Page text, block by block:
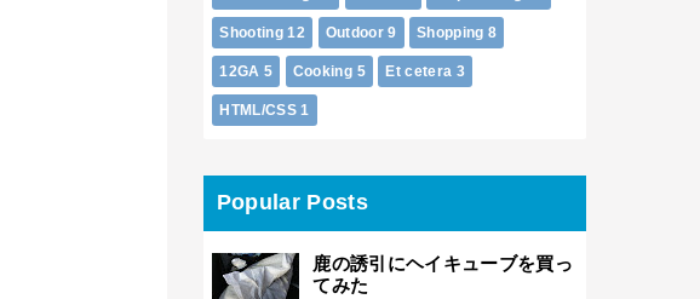
Shooting12 Outdoor9 Shopping 8
12GA5 Cooking 5 Et cetera 3
HTML/CSS1
Popular Posts
鹿の誘引にヘイキューブを買っ
てみた